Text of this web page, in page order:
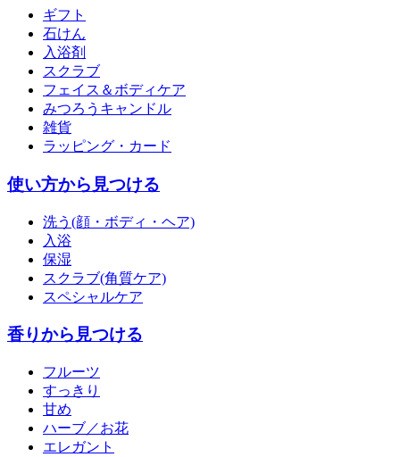
ギフト
石けん
入浴剤
スクラブ
フェイス＆ボディケア
みつろうキャンドル
雑貨
ラッピング・カード
使い方から見つける
洗う(顔・ボディ・ヘア)
入浴
保湿
スクラブ(角質ケア)
スペシャルケア
香りから見つける
フルーツ
すっきり
甘め
ハーブ／お花
エレガント